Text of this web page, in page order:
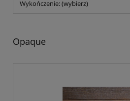
Wykończenie: (wybierz)
Opaque